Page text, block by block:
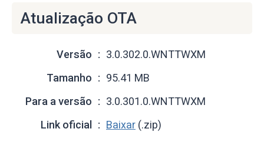
Atualização OTA
Versão
3.0.302.0.WNTTWXM
Tamanho
95.41 MB
Para a versão
3.0.301.0.WNTTWXM
Link oficial
Baixar (.zip)